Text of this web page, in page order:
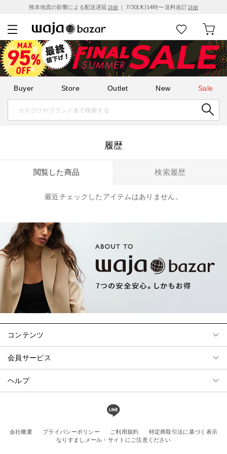
熊本地震の影響による配送遅延 詳細 ｜ 7/30(木)14時〜 送料改訂詳細
Buyer Store Outlet New Sale
履歴
閲覧した商品 検索履歴
最近チェックしたアイテムはありません。
コンテンツ
会員サービス
ヘルプ
会社概要 プライバシーポリシー ご利用規約
特定商取引法に基づく表示
なりすましメール・サイトにご注意ください